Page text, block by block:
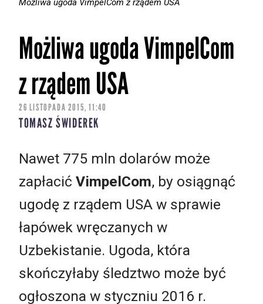
Możliwa ugoda VimpelCom z rządem USA
Możliwa ugoda VimpelCom
z rządem USA
26 LISTOPADA 2015, 11:40
TOMASZ ŚWIDEREK
Nawet 775 mln dolarów może
zapłacić VimpelCom, by osiągnąć
ugodę z rządem USA w sprawie
łapówek wręczanych w
Uzbekistanie. Ugoda, która
skończyłaby śledztwo może być
ogłoszona w styczniu 2016 r.